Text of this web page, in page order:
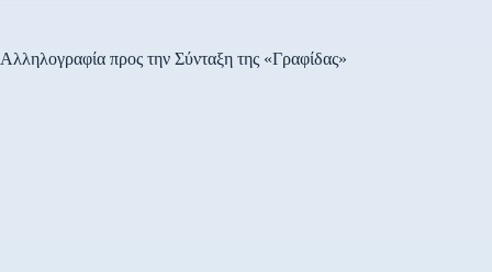
Αλληλογραφία προς την Σύνταξη της «Γραφίδας»